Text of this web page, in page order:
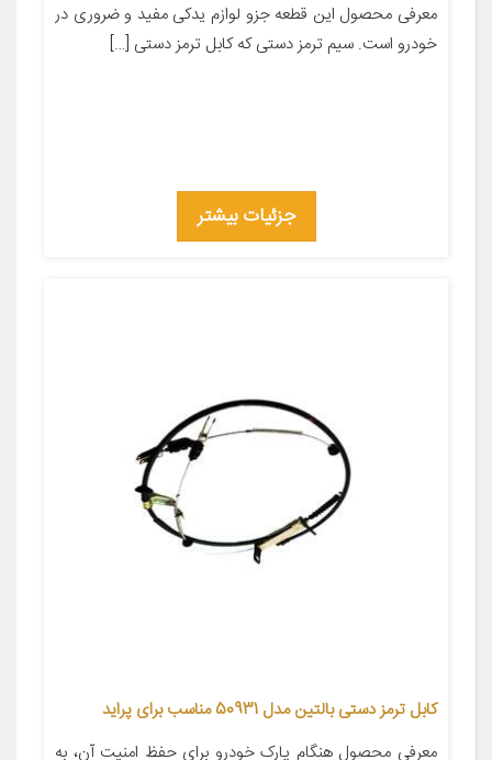
معرفی محصول این قطعه جزو لوازم یدکی مفید و ضروری در
خودرو است. سیم ترمز دستی که کابل ترمز دستی […]
جزئیات بیشتر
کابل ترمز دستی بالتین مدل 50931 مناسب برای پراید
معرفی محصول هنگام پارک خودرو برای حفظ امنیت آن، به